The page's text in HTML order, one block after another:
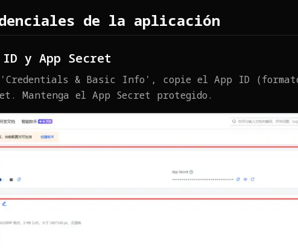
de la aplicación
y App Secret
& Basic Info', copie el App ID
Mantenga el App Secret protegido.